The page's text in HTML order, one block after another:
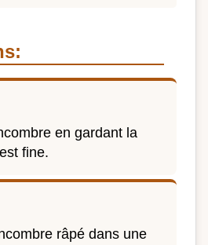
en gardant la
fine.
râpé dans une